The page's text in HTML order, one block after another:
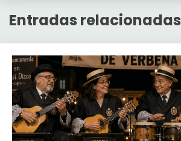
Entradas relacionadas